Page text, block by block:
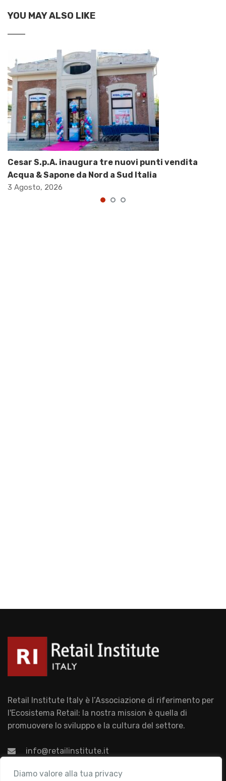
Diamo valore alla tua privacy
YOU MAY ALSO LIKE
Cesar S.p.A. inaugura tre nuovi punti vendita
Acqua & Sapone da Nord a Sud Italia
3 Agosto, 2026
Retail Institute Italy è l’Associazione di riferimento per
l'Ecosistema Retail: la nostra mission è quella di
promuovere lo sviluppo e la cultura del settore.
info@retailinstitute.it
Associazione